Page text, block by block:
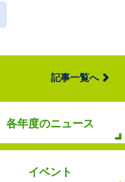
記事一覧へ
各年度のニュース
イベント